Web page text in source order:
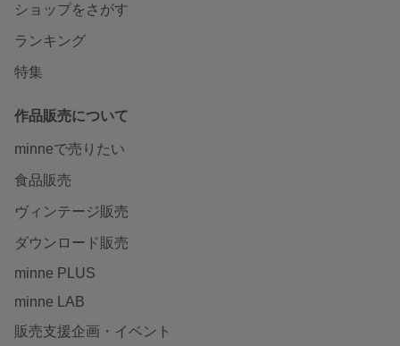
ショップをさがす
ランキング
特集
作品販売について
minneで売りたい
食品販売
ヴィンテージ販売
ダウンロード販売
minne PLUS
minne LAB
販売支援企画・イベント